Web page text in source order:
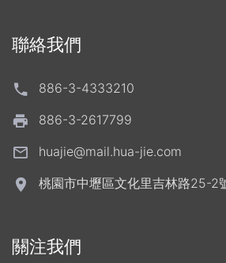
聯絡我們
886-3-4333210
886-3-2617799
huajie@mail.hua-jie.com
桃園市中壢區文化里吉林路25-2
關注我們